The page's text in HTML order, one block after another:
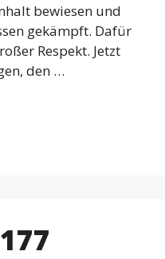
bewiesen und
gekämpft. Dafür
Respekt. Jetzt
den …